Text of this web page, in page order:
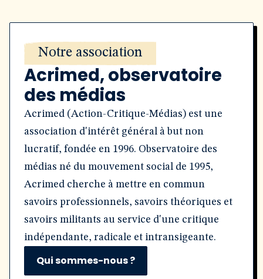
Notre association
Acrimed, observatoire
des médias
Acrimed (Action-Critique-Médias) est une
association d'intérêt général à but non
lucratif, fondée en 1996. Observatoire des
médias né du mouvement social de 1995,
Acrimed cherche à mettre en commun
savoirs professionnels, savoirs théoriques et
savoirs militants au service d'une critique
indépendante, radicale et intransigeante.
Qui sommes-nous ?